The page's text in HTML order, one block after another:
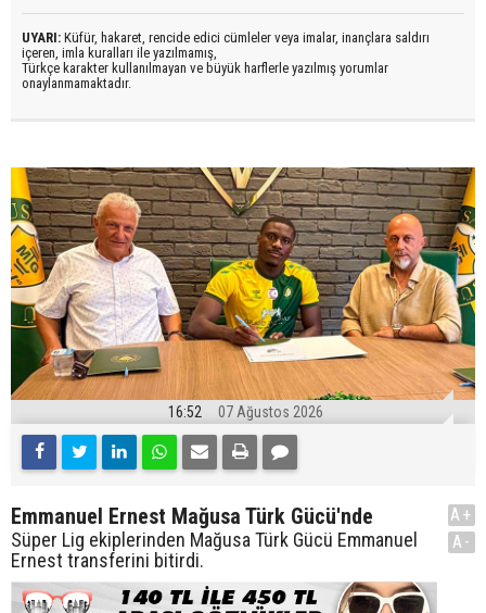
UYARI: Küfür, hakaret, rencide edici cümleler veya imalar, inançlara saldırı
içeren, imla kuralları ile yazılmamış,
Türkçe karakter kullanılmayan ve büyük harflerle yazılmış yorumlar
onaylanmamaktadır.
16:52 07 Ağustos 2026
Emmanuel Ernest Mağusa Türk Gücü'nde
Süper Lig ekiplerinden Mağusa Türk Gücü Emmanuel
Ernest transferini bitirdi.
A+
A-